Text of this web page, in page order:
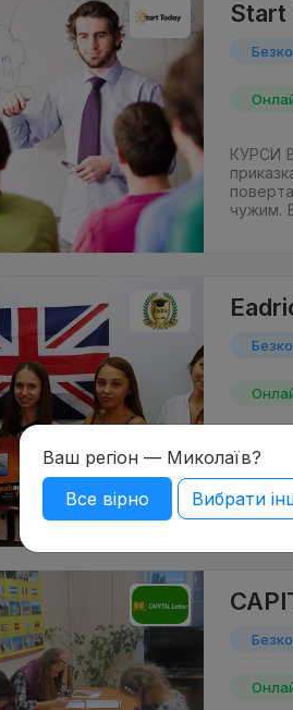
Start
КУРСИ
чужим.
лінійки
курси
Ваш регіон — Миколаїв?
Все вірно
Вибрати